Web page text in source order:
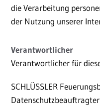
die Verarbeitung
der Nutzung unserer
Verantwortlicher
Verantwortlicher für
SCHLÜSSLER
Datenschutzbeauftragter